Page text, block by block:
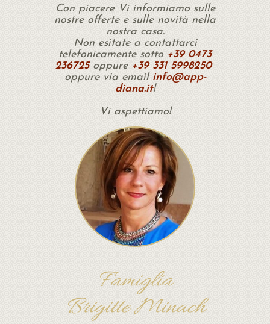
Con piacere Vi informiamo sulle
nostre offerte e sulle novità nella
nostra casa.
Non esitate a contattarci
telefonicamente sotto +39 0473
236725oppure +39 331 5998250
oppure via email info@app-
diana.it!
Vi aspettiamo!
Famiglia
Brigitte Minach